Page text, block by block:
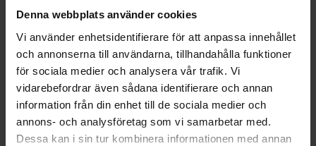
Denna webbplats använder cookies
Vi använder enhetsidentifierare för att anpassa innehållet
och annonserna till användarna, tillhandahålla funktioner
för sociala medier och analysera vår trafik. Vi
vidarebefordrar även sådana identifierare och annan
information från din enhet till de sociala medier och
annons- och analysföretag som vi samarbetar med.
Dessa kan i sin tur kombinera informationen med annan
syöttöaukkojen ansiosta jätteiden keräys on
helppoa ja tehokasta. Rakenne on optimoitu
helpottamaan huoltoa ja kunnossapitoa, mikä
minimoi käyttökatkokset ja ylläpitokustannukset.
Korkeampi muotoilu tarjoaa suuremman tilavuuden
säilyttäen samalla sulavan ja toiminnallisen
rakenteen.
Tekniset tiedot